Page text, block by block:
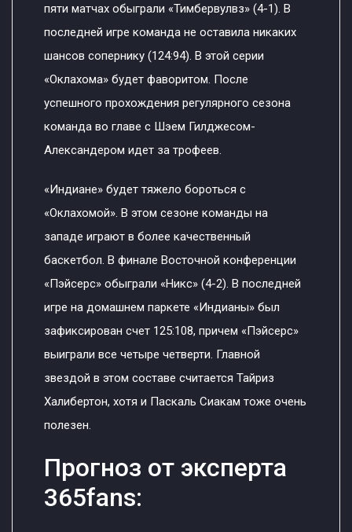
пяти матчах обыграли «Тимбервулвз» (4-1). В
последней игре команда не оставила никаких
шансов сопернику (124:94). В этой серии
«Оклахома» будет фаворитом. После
успешного прохождения регулярного сезона
команда во главе с Шэем Гилджесом-
Александером идет за трофеев.
«Индиане» будет тяжело бороться с
«Оклахомой». В этом сезоне команды на
западе играют в более качественный
баскетбол. В финале Восточной конференции
«Пэйсерс» обыграли «Никс» (4-2). В последней
игре на домашнем паркете «Индианы» был
зафиксирован счет 125:108, причем «Пэйсерс»
выиграли все четыре четверти. Главной
звездой в этом составе считается Тайриз
Халибертон, хотя и Паскаль Сиакам тоже очень
полезен.
Прогноз от эксперта
365fans: